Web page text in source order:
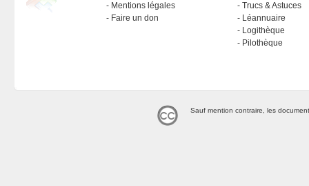
Mentions légales
Faire un don
Trucs & Astuces
Léannuaire
Logithèque
Pilothèque
Sauf mention contraire, les